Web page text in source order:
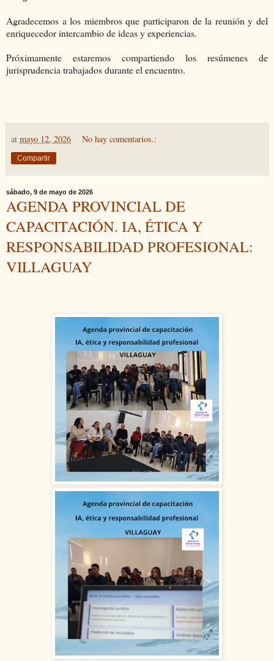
Agradecemos a los miembros que participaron de la reunión y del
enriquecedor intercambio de ideas y experiencias.
Próximamente estaremos compartiendo los resúmenes de
jurisprudencia trabajados durante el encuentro.
at mayo 12, 2026 No hay comentarios.:
Compartir
sábado, 9 de mayo de 2026
AGENDA PROVINCIAL DE
CAPACITACIÓN. IA, ÉTICA Y
RESPONSABILIDAD PROFESIONAL:
VILLAGUAY